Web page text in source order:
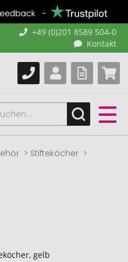
+49 (0)201 8589 504-0
Kontakt
Stifteköcher